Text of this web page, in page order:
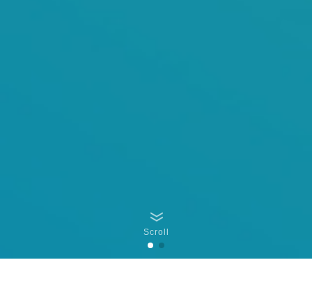
Scroll